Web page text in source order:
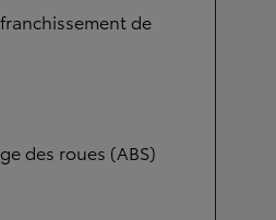
de
des roues (ABS)